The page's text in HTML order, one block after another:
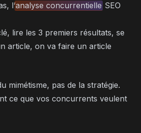
l’analyse concurrentielle SEO
lire les 3 premiers résultats, se
article, on va faire un article
mimétisme, pas de la stratégie.
ce que vos concurrents veulent